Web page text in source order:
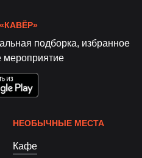
подборка, избранное
мероприятие
НЕОБЫЧНЫЕ МЕСТА
Кафе